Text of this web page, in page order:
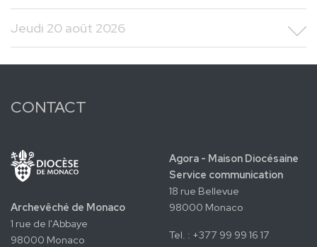
Jeudi 20 août 2026
CONTACT
Archevêché de Monaco
1 rue de l'Abbaye
98000 Monaco
Agora - Maison Diocésaine
Service communication
18 rue Bellevue
98000 Monaco
Tel. : +377 99 99 16 17